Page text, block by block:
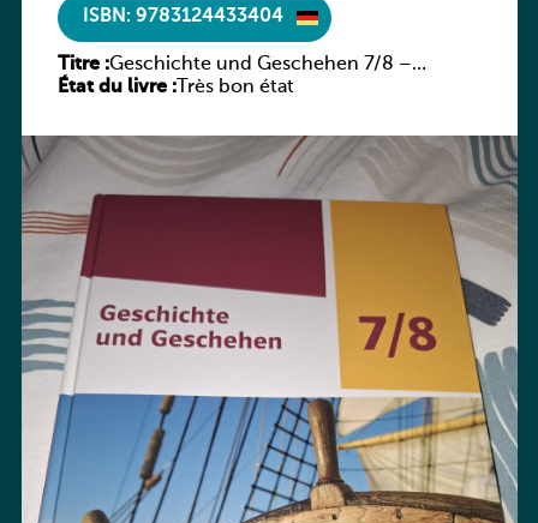
ISBN: 9783124433404
Titre :Geschichte und Geschehen 7/8 –
Rheinland-Pfalz
État du livre :Très bon état